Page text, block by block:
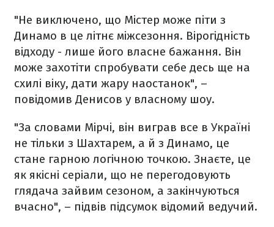
"Не виключено, що Містер може піти з
Динамо в це літнє міжсезоння. Вірогідність
відходу - лише його власне бажання. Він
може захотіти спробувати себе десь ще на
схилі віку, дати жару наостанок", –
повідомив Денисов у власному шоу.
"За словами Мірчі, він виграв все в Україні
не тільки з Шахтарем, а й з Динамо, це
стане гарною логічною точкою. Знаєте, це
як якісні серіали, що не перегодовують
глядача зайвим сезоном, а закінчуються
вчасно", – підвів підсумок відомий ведучий.